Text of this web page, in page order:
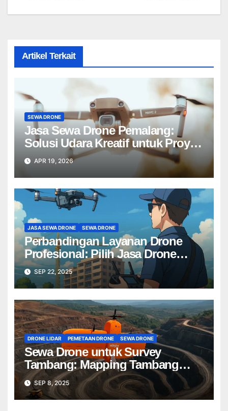
Artikel Terkait
SEWA DRONE
Jasa Sewa Drone Pemalang:
Solusi Udara Kreatif untuk Proyek
Anda Tanpa Batas】
APR 19, 2026
JASA SEWA DRONE SEWA DRONE
Perbandingan Layanan Drone
Profesional: Pilih Jasa Drone
Terbaik untuk Proyek Anda
SEP 22, 2025
DRONE LIDAR PEMETAAN DRONE SEWA DRONE
Sewa Drone untuk Survey
Tambang: Mapping Tambang
Profesional Lebih Cepat & Akurat
SEP 8, 2025